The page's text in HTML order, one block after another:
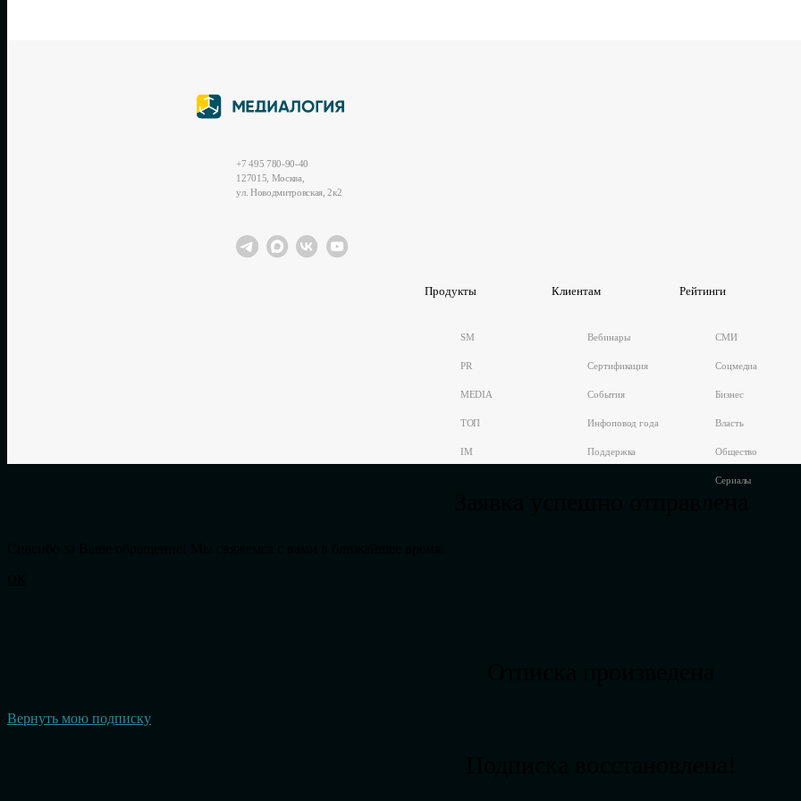
+7 495 780-90-40
127015, Москва,
ул. Новодмитровская, 2к2
Продукты
SM
PR
MEDIA
ТОП
IM
Клиентам
Вебинары
Сертификация
События
Инфоповод года
Поддержка
Рейтинги
СМИ
Соцмедиа
Бизнес
Власть
Общество
Сериалы
Вернуть мою подписку